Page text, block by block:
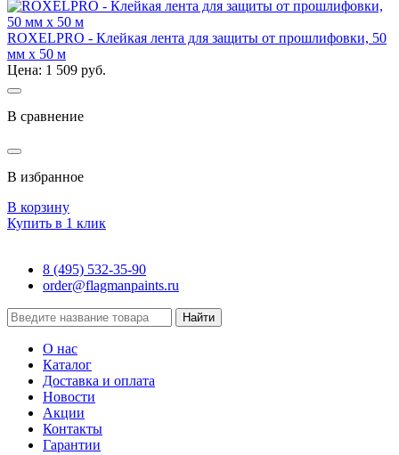
ROXELPRO - Клейкая лента для защиты от прошлифовки, 50
мм х 50 м
Цена: 1 509 руб.
В сравнение
В избранное
В корзину
Купить в 1 клик
8 (495) 532-35-90
order@flagmanpaints.ru
Найти
О нас
Каталог
Доставка и оплата
Новости
Акции
Контакты
Гарантии